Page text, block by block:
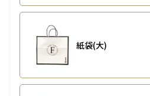
紙袋(大)